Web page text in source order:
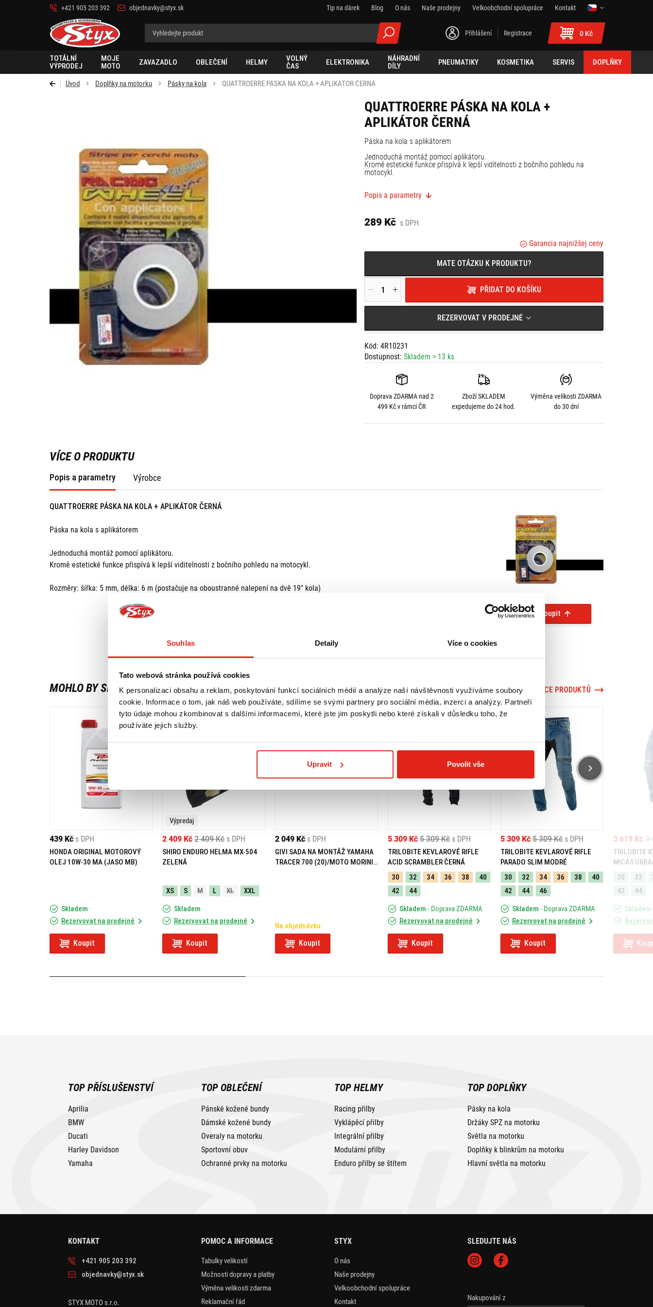
Souhlas Detaily Více o cookies
Tato webová stránka používá cookies
K personalizaci obsahu a reklam, poskytování funkcí sociálních médií a analýze naší návštěvnosti využíváme soubory
cookie. Informace o tom, jak náš web používáte, sdílíme se svými partnery pro sociální média, inzerci a analýzy. Partneři
tyto údaje mohou zkombinovat s dalšími informacemi, které jste jim poskytli nebo které získali v důsledku toho, že
používáte jejich služby.
Upravit Povolit vše
+421 905 203 392 objednavky@styx.sk Tip na dárek Blog O nás Naše prodejny Velkoobchodní spolupráce
Kontakt
Styx-
cz
Přihlášení Registrace 0 Kč
TOTÁLNÍ
VÝPRODEJ
MOJE
MOTO
ZAVAZADLO OBLEČENÍ HELMY
VOLNÝ
ČAS
ELEKTRONIKA
NÁHRADNÍ
DÍLY
PNEUMATIKY KOSMETIKA SERVIS DOPLŇKY
Úvod Doplňky na motorku Pásky na kola QUATTROERRE PÁSKA NA KOLA + APLIKÁTOR ČERNÁ
QUATTROERRE PÁSKA NA KOLA +
APLIKÁTOR ČERNÁ
Páska na kola s aplikátorem
Jednoduchá montáž pomocí aplikátoru.
Kromě estetické funkce přispívá k lepší viditelnosti z bočního pohledu na
motocykl.
19" kola)
Popis a parametry
289 Kč s DPH
Garancia najnižšej ceny
MATE OTÁZKU K PRODUKTU?
PŘIDAT DO KOŠÍKU
REZERVOVAT V PRODEJNĚ
Kód: 4R10231
Dostupnost: Skladem > 13 ks
Doprava ZDARMAnad 2
499 Kč v rámci ČR
Zboží SKLADEM
expedujeme do 24 hod.
Výměna velikostiZDARMA
do 30 dní
VÍCE O PRODUKTU
Popis a parametry Výrobce
QUATTROERRE PÁSKA NA KOLA + APLIKÁTOR ČERNÁ
Páska na kola s aplikátorem
Jednoduchá montáž pomocí aplikátoru.
Kromě estetické funkce přispívá k lepší viditelnosti z bočního pohledu na motocykl.
Rozměry: šířka: 5 mm, délka: 6 m (postačuje na oboustranné nalepení na dvě 19" kola)
Koupit
MOHLO BY SE VÁM LÍBIT VÍCE PRODUKTŮ
439 Kč s DPH
HONDA ORIGINAL MOTOROVÝ
OLEJ 10W-30 MA (JASO MB)
Skladem
Rezervovat na prodejně
Koupit
Výpredaj
2 409 Kč
2 409 Kč s DPH
SHIRO ENDURO HELMA MX-504
ZELENÁ
XS S M L XL XXL
Skladem
Rezervovat na prodejně
Koupit
2 049 Kč s DPH
GIVI SADA NA MONTÁŽ YAMAHA
TRACER 700 (20)/MOTO MORINI
Na objednávku
Koupit
5 309 Kč
5 309 Kč s DPH
TRILOBITE KEVLAROVÉ RIFLE
ACID SCRAMBLER ČERNÁ
30
32 34 36 38
40
42
44
Skladem - Doprava ZDARMA
Rezervovat na prodejně
Koupit
5 309 Kč
5 309 Kč s DPH
TRILOBITE KEVLAROVÉ RIFLE
PARADO SLIM MODRÉ
30
32 34 36 38
40
42
44 46
Skladem - Doprava ZDARMA
Rezervovat na prodejně
Koupit
3
3 619 Kč
TRILOBITE
MICAS
30
32
42
44
Skladem
TOP PŘÍSLUŠENSTVÍ
Aprilia
BMW
Ducati
Harley Davidson
Yamaha
TOP OBLEČENÍ
Pánské kožené bundy
Dámské kožené bundy
Overaly na motorku
Sportovní obuv
Ochranné prvky na motorku
TOP HELMY
Racing přilby
Vyklápěcí přilby
Integrální přilby
Modulární přilby
Enduro přilby se štítem
TOP DOPLŇKY
Pásky na kola
Držáky SPZ na motorku
Světla na motorku
Doplňky k blinkrům na motorku
Hlavní světla na motorku
KONTAKT
+421 905 203 392
objednavky@styx.sk
STYX MOTO s.r.o.
POMOC A INFORMACE
Tabulky velikostí
Možnosti dopravy a platby
Výměna velikosti zdarma
Reklamační řád
STYX
O nás
Naše prodejny
Velkoobchodní spolupráce
Kontakt
SLEDUJTE NÁS
Nakupování z